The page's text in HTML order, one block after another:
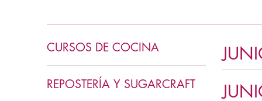
CURSOS DE COCINA
COCINA ASIÁTICA
REPOSTERÍA Y SUGARCRAFT